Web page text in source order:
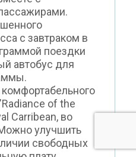
с завтраком в
поездки
автобус для
of the
Carribean, во
улучшить
свободных